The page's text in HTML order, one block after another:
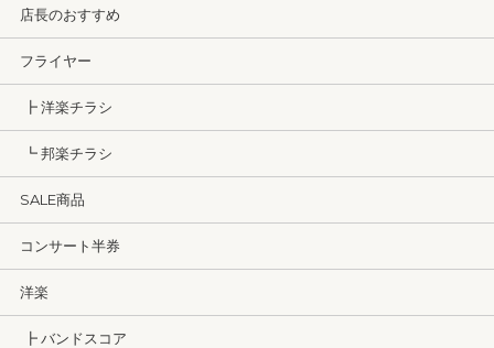
店長のおすすめ
フライヤー
┣ 洋楽チラシ
┗ 邦楽チラシ
SALE商品
コンサート半券
洋楽
┣ バンドスコア